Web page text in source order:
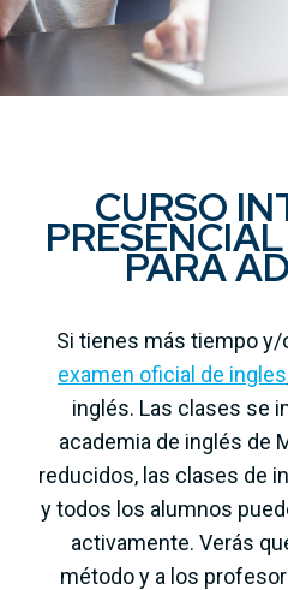
CURSO
PARA
Si tienes más tiempo y/
examen oficial de ingles
inglés. Las clases se
academia de inglés de
reducidos, las clases de
y todos los alumnos
activamente. Verás
método y a los